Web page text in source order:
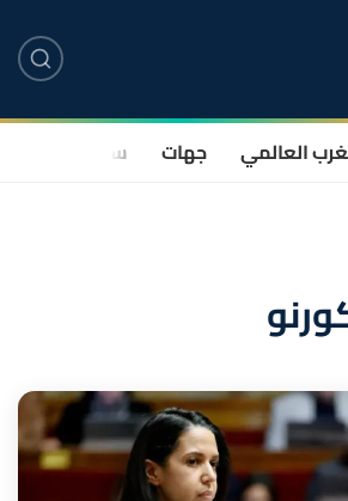
العالمي جهات سياسة